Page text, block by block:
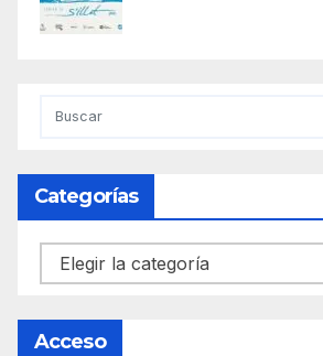
Categorías
Categorías
Acceso